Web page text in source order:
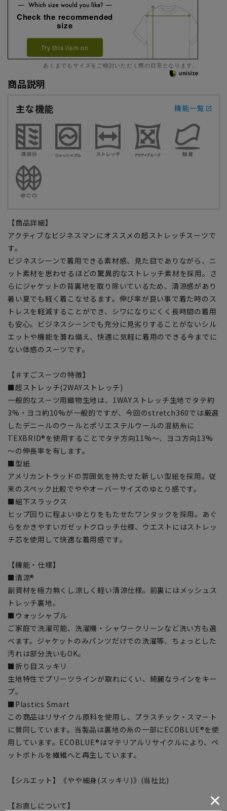
Check the recommended
size
Try this item on
あくまでもサイズをご検討いただく際の目安となります。
商品説明
主な機能
機能一覧
【商品詳細】
アクティブなビジネスマンにオススメの超ストレッチスーツで
す。
ビジネスシーンで着用できる素材感、見た目でありながら、ニ
ット素材を思わせるほどの驚異的なストレッチ素材を採用。さ
らにジャケットの背裏地を取り除いているため、清涼感があり
暑い夏でも軽く着こなせるます。伸び率が良い事で着た時のス
トレスを軽減することができ、シワになりにくく長時間の着用
も安心。ビジネスシーンでも充分に見劣りすることがないシル
エットや機能を兼ね備え、快適に気軽に着用のできる今までに
ない体感のスーツです。
【＃すごスーツの特徴】
■超ストレッチ(2WAYストレッチ)
一般的なスーツ用織物生地は、1WAYストレッチ生地でタテ約
3%・ヨコ約10%が一般的ですが、今回のstretch360では厳選
したデニールのウールとポリエステルウールの混紡糸に
TEXBRID®を使用することでタテ方向11%～、ヨコ方向13%
～の伸長率を有します。
■型紙
アメリカントラッドの雰囲気を持たせた新しい型紙を採用。従
来のスペック比較でややオーバーサイズのゆとり感です。
■組下スラックス
ヒップ回りに程よいゆとりをもたせたワンタックを採用。あぐ
らをかきやすいガゼットクロッチ仕様、ウエストにはストレッ
チ芯を使用して快適な着用感です。
【機能・仕様】
■清涼®
副資材を極力無くし涼しく軽い清涼仕様。前裏にはメッシュス
トレッチ裏地。
■ウォッシャブル
ご家庭で洗濯可能、洗濯機・シャワークリーンなど洗い方も選
べます。ジャケットのみパンツだけでの洗濯等、ちょっとした
汚れは部分洗いもOK。
■折り目スッキリ
生地特性でプリーツラインが取れにくい、綺麗なラインをキー
プ。
■Plastics Smart
この商品はリサイクル原料を使用し、プラスチック・スマート
に賛同しています。当製品は裏地の糸の一部にECOBLUE®を使
用しています。ECOBLUE®はマテリアルリサイクルにより、ペ
ットボトルを繊維へと再生しています。
【シルエット】《やや細身(スッキリ)》(当社比)
【お直しについて】